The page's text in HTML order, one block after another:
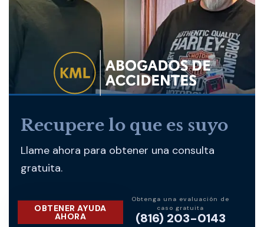
Recupere lo que es suyo
Llame ahora para obtener una consulta
gratuita.
OBTENER AYUDA
AHORA
Obtenga una evaluación de
caso gratuita
(816) 203-0143